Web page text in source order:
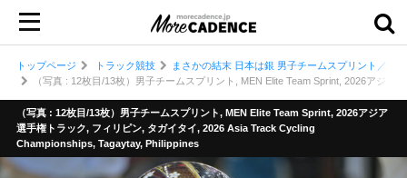
トップページ トラック競技
まさかの結末 日本は銀 男子チームスプリント／『
（写真 : 12枚目/13枚）男子チームスプリント, MEN Elite Team Sprint, 2026アジ
（写真 : 12枚目/13枚）男子チームスプリント, MEN Elite Team Sprint, 2026アジア
選手権トラック, フィリピン, タガイタイ, 2026 Asia Track Cycling
Championships, Tagaytay, Philippines